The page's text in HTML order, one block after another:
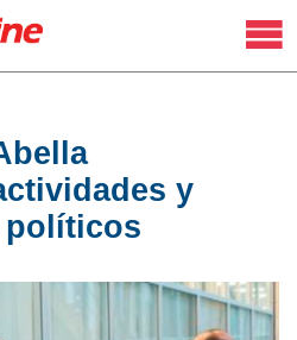
y
políticos